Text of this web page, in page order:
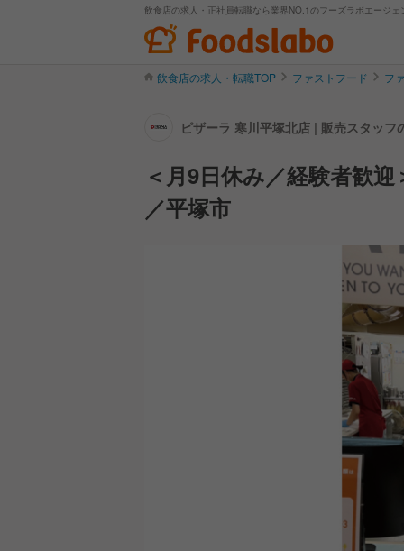
飲食店の求人・正社員転職なら業界NO.1のフーズラボエージェ
飲食店の求人・転職TOP ファストフード フ
ピザーラ 寒川平塚北店 | 販売スタッフ
＜月9日休み／経験者歓
／平塚市